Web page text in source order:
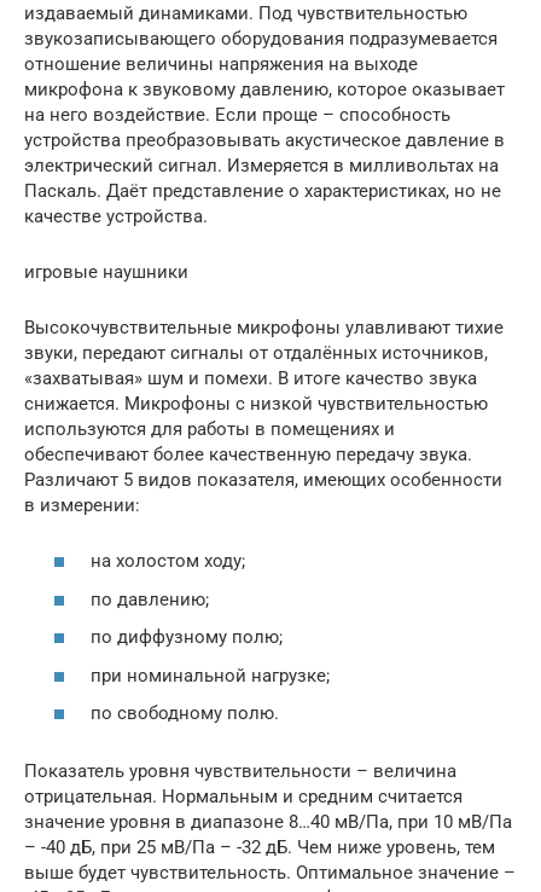
издаваемый динамиками. Под чувствительностью
звукозаписывающего оборудования подразумевается
отношение величины напряжения на выходе
микрофона к звуковому давлению, которое оказывает
на него воздействие. Если проще – способность
устройства преобразовывать акустическое давление в
электрический сигнал. Измеряется в милливольтах на
Паскаль. Даёт представление о характеристиках, но не
качестве устройства.
игровые наушники
Высокочувствительные микрофоны улавливают тихие
звуки, передают сигналы от отдалённых источников,
«захватывая» шум и помехи. В итоге качество звука
снижается. Микрофоны с низкой чувствительностью
используются для работы в помещениях и
обеспечивают более качественную передачу звука.
Различают 5 видов показателя, имеющих особенности
в измерении:
на холостом ходу;
по давлению;
по диффузному полю;
при номинальной нагрузке;
по свободному полю.
Показатель уровня чувствительности – величина
отрицательная. Нормальным и средним считается
значение уровня в диапазоне 8…40 мВ/Па, при 10 мВ/Па
– -40 дБ, при 25 мВ/Па – -32 дБ. Чем ниже уровень, тем
выше будет чувствительность. Оптимальное значение –